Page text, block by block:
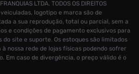
LTDA. TODOS OS DIREITOS
veiculadas, logotipo e marca são de
a sua reprodução, total ou parcial, sem a
e condições de pagamento exclusivos para
site e suporte. Os estoques são limitados
à nossa rede de lojas físicas podendo sofrer
Em caso de divergência, o preço válido é o